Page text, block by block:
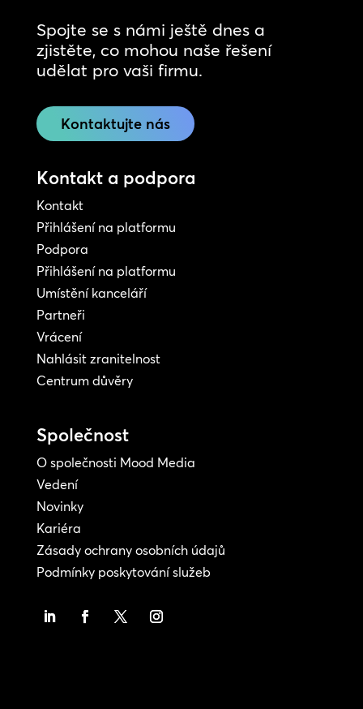
Spojte se s námi ještě dnes a
zjistěte, co mohou naše řešení
udělat pro vaši firmu.
Kontaktujte nás
Kontakt a podpora
Kontakt
Přihlášení na platformu
Podpora
Přihlášení na platformu
Umístění kanceláří
Partneři
Vrácení
Nahlásit zranitelnost
Centrum důvěry
Společnost
O společnosti Mood Media
Vedení
Novinky
Kariéra
Zásady ochrany osobních údajů
Podmínky poskytování služeb